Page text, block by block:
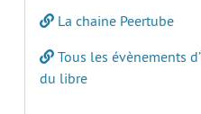
La chaine Peertube
Tous les évènements
du libre